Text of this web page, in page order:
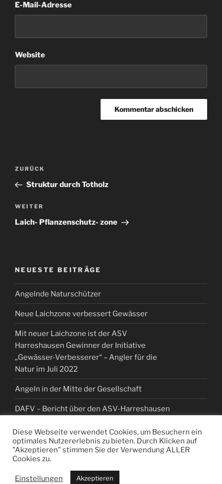
E-Mail-Adresse
Website
Beitragsnavigation
Vorheriger
Beitrag
ZURÜCK
Struktur durch Totholz
Nächster
Beitrag
WEITER
Laich- Pflanzenschutz- zone
NEUESTE BEITRÄGE
Angelnde Naturschützer
Neue Laichzone verbessert Gewässer
Mit neuer Laichzone ist der ASV
Harreshausen Gewinner der Initiative
„Gewässer-Verbesserer“ – Angler für die
Natur im Juli 2022
Angeln in der Mitte der Gesellschaft
DAFV – Bericht über den ASV-Harreshausen
Datenschutzerklärung Impressum
Diese Webseite verwendet Cookies, um Besuchern ein
optimales Nutzererlebnis zu bieten. Durch Klicken auf
"Akzeptieren" stimmen Sie der Verwendung ALLER
Cookies zu.
Einstellungen Akzeptieren